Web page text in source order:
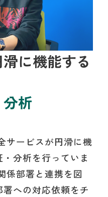
に機能する
析
サービスが円滑に機
分析を行っていま
係部署と連携を図
への対応依頼をチ